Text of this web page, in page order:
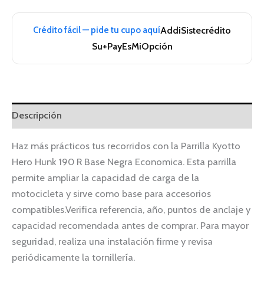
Crédito fácil — pide tu cupo aquíAddiSistecrédito
Su+PayEsMiOpción
Descripción
Haz más prácticos tus recorridos con la Parrilla Kyotto
Hero Hunk 190 R Base Negra Economica. Esta parrilla
permite ampliar la capacidad de carga de la
motocicleta y sirve como base para accesorios
compatibles.Verifica referencia, año, puntos de anclaje y
capacidad recomendada antes de comprar. Para mayor
seguridad, realiza una instalación firme y revisa
periódicamente la tornillería.